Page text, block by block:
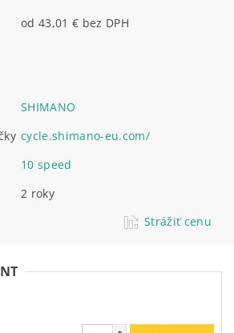
od 43,01 € bez DPH
SHIMANO
cycle.shimano-eu.com/
10 speed
2 roky
Strážiť cenu